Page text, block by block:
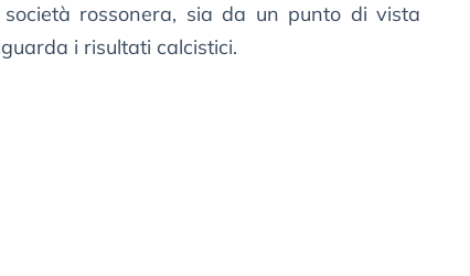
rossonera, sia da un punto di vista
i risultati calcistici.